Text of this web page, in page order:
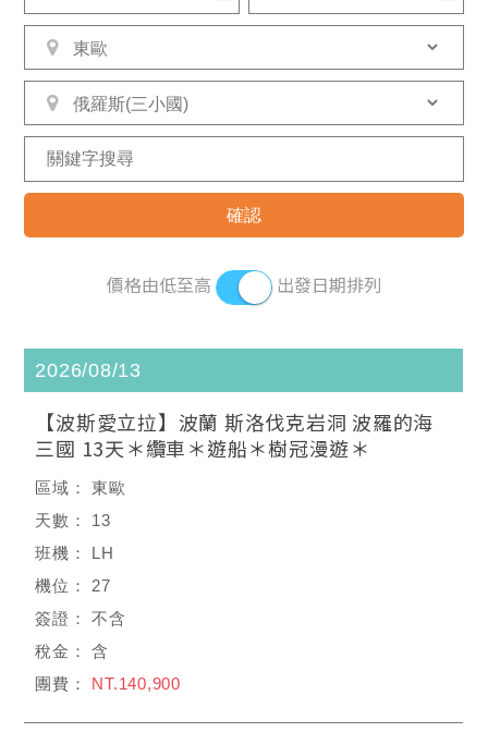
價格由低至高 出發日期排列
2026/08/13
【波斯愛立拉】波蘭 斯洛伐克岩洞 波羅的海
三國 13天＊纜車＊遊船＊樹冠漫遊＊
東歐
13
LH
27
不含
含
NT.140,900